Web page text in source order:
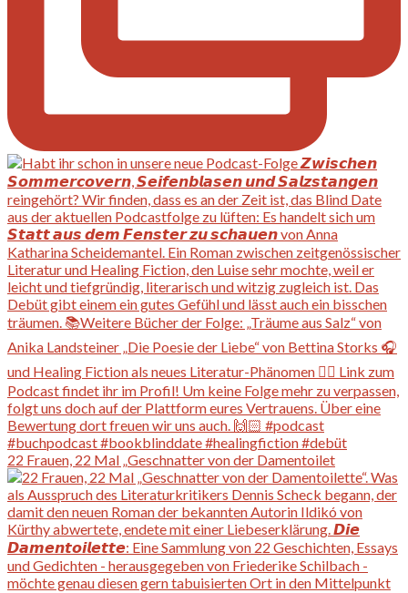
22 Frauen, 22 Mal „Geschnatter von der Damentoilet